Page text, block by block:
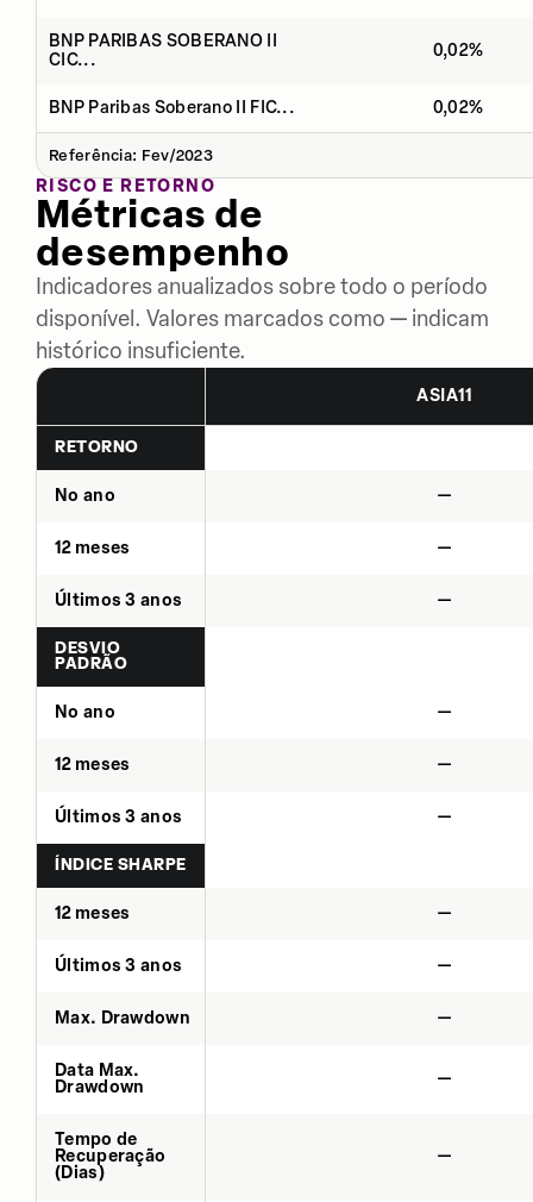
BNP PARIBAS SOBERANO II
CIC...
0,02%
BNP Paribas Soberano II FIC... 0,02%
Referência: Fev/2023
RISCO E RETORNO
Métricas de
desempenho
Indicadores anualizados sobre todo o período
disponível. Valores marcados como — indicam
histórico insuficiente.
ASIA11
RETORNO
No ano —
12 meses —
Últimos 3 anos —
DESVIO
PADRÃO
No ano —
12 meses —
Últimos 3 anos —
ÍNDICE SHARPE
12 meses —
Últimos 3 anos —
Max. Drawdown —
Data Max.
Drawdown
—
Tempo de
Recuperação
(Dias)
—